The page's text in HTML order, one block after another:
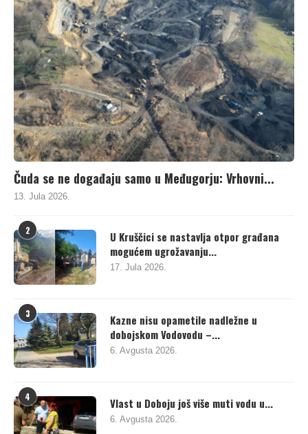
Čuda se ne događaju samo u Međugorju: Vrhovni...
13. Jula 2026.
2
U Kruščici se nastavlja otpor građana
mogućem ugrožavanju...
17. Jula 2026.
3
Kazne nisu opametile nadležne u
dobojskom Vodovodu –...
6. Avgusta 2026.
4 Vlast u Doboju još više muti vodu u...
6. Avgusta 2026.